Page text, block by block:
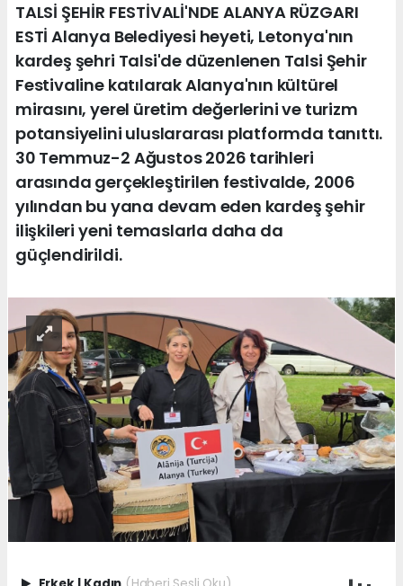
TALSİ ŞEHİR FESTİVALİ'NDE ALANYA RÜZGARI
ESTİ Alanya Belediyesi heyeti, Letonya'nın
kardeş şehri Talsi'de düzenlenen Talsi Şehir
Festivaline katılarak Alanya'nın kültürel
mirasını, yerel üretim değerlerini ve turizm
potansiyelini uluslararası platformda tanıttı.
30 Temmuz-2 Ağustos 2026 tarihleri
arasında gerçekleştirilen festivalde, 2006
yılından bu yana devam eden kardeş şehir
ilişkileri yeni temaslarla daha da
güçlendirildi.